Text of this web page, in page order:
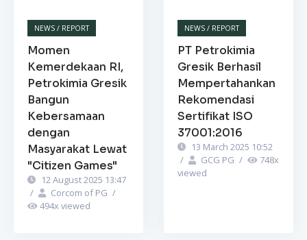
NEWS / REPORT
Momen
Kemerdekaan RI,
Petrokimia Gresik
Bangun
Kebersamaan
dengan
Masyarakat Lewat
"Citizen Games"
12 August 2025 13:47
/
Corcom of PG /
494x viewed
NEWS / REPORT
PT Petrokimia
Gresik Berhasil
Mempertahankan
Rekomendasi
Sertifikat ISO
37001:2016
13 March 2025 10:52
/
GCG PG / 748x
viewed